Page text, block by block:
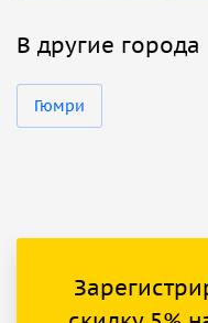
В другие города
Гюмри